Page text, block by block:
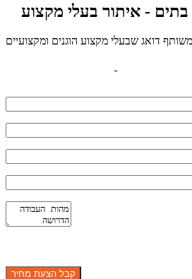
בתים - איתור בעלי מקצוע
דואג שבעלי מקצוע הוגנים ומקצועיים